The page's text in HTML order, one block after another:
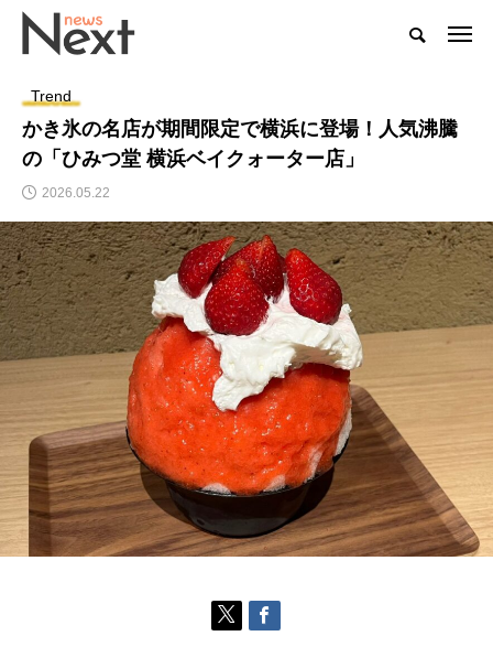
Trend
かき氷の名店が期間限定で横浜に登場！人気沸騰
の「ひみつ堂 横浜ベイクォーター店」
2026.05.22